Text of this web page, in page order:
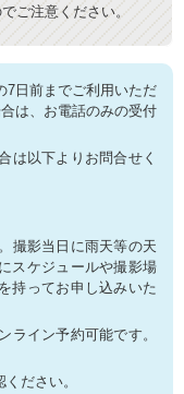
ご注意ください。
日前までご利用いただ
は、お電話のみの受付
は以下よりお問合せく
撮影当日に雨天等の天
スケジュールや撮影場
持ってお申し込みいた
イン予約可能です。
ください。